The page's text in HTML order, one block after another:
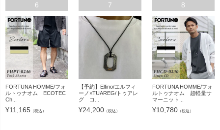
6
FORTUNA HOMME/フォ
ルトゥナオム ECOTEC
Ch...
¥11,165 （税込）
7
【予約】Elfino/エルフィ
ーノ×TUAREG/トゥアレ
グ コ...
¥24,200 （税込）
8
FORTUNA HOMME/フォ
ルトゥナオム 超軽量サ
マーニット...
¥10,780（税込）